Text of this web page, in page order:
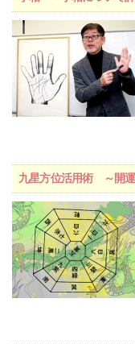
九星方位活用術 ～開